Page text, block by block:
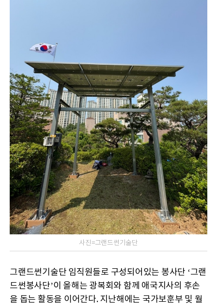
사진=그랜드썬기술단
그랜드썬기술단 임직원들로 구성되어있는 봉사단 ‘그랜
드썬봉사단’이 올해는 광복회와 함께 애국지사의 후손
을 돕는 활동을 이어간다. 지난해에는 국가보훈부 및 월